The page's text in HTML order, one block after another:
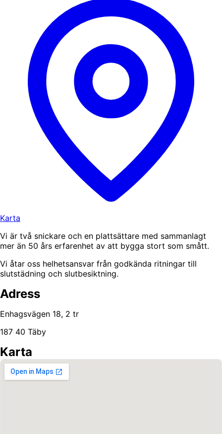
Karta
Vi är två snickare och en plattsättare med sammanlagt
mer än 50 års erfarenhet av att bygga stort som smått.
Vi åtar oss helhetsansvar från godkända ritningar till
slutstädning och slutbesiktning.
Adress
Enhagsvägen 18, 2 tr
187 40 Täby
Karta